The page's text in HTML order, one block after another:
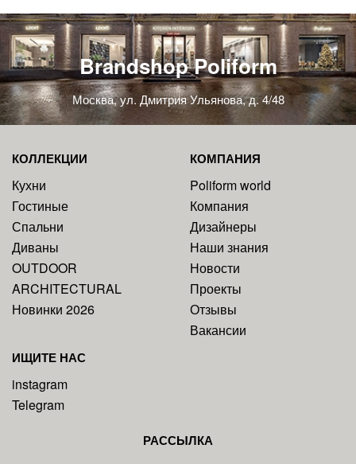
Brandshop Poliform
Москва, ул. Дмитрия Ульянова, д. 4/48
КОЛЛЕКЦИИ
Кухни
Гостиные
Спальни
Диваны
OUTDOOR
ARCHITECTURAL
Новинки 2026
КОМПАНИЯ
Poliform world
Компания
Дизайнеры
Наши знания
Новости
Проекты
Отзывы
Вакансии
ИЩИТЕ НАС
instagram
Telegram
РАССЫЛКА